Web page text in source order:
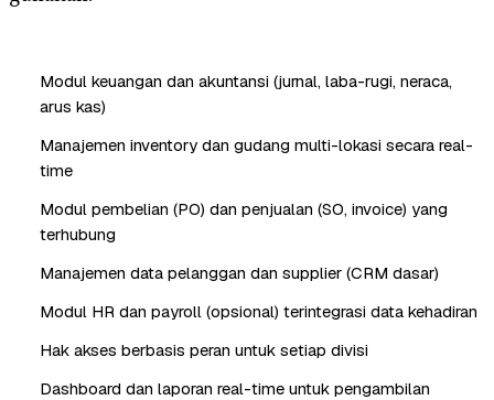
Modul keuangan dan akuntansi (jurnal, laba-rugi, neraca,
arus kas)
Manajemen inventory dan gudang multi-lokasi secara real-
time
Modul pembelian (PO) dan penjualan (SO, invoice) yang
terhubung
Manajemen data pelanggan dan supplier (CRM dasar)
Modul HR dan payroll (opsional) terintegrasi data kehadiran
Hak akses berbasis peran untuk setiap divisi
Dashboard dan laporan real-time untuk pengambilan